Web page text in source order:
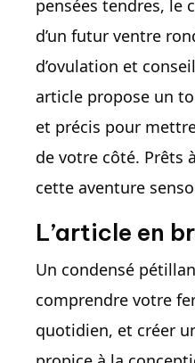
pensées tendres, le
d’un futur ventre
d’ovulation et
article propose un
et précis pour
de votre côté. Prêts
cette aventure
L’article en
Un condensé
comprendre votre
quotidien, et créer